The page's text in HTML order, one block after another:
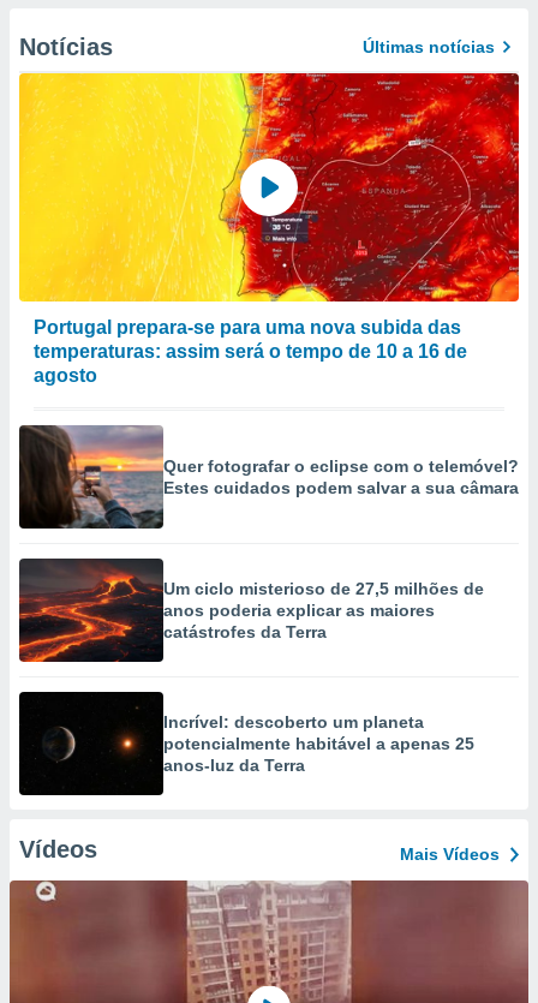
Notícias Últimas notícias
Portugal prepara-se para uma nova subida das
temperaturas: assim será o tempo de 10 a 16 de
agosto
Quer fotografar o eclipse com o telemóvel?
Estes cuidados podem salvar a sua câmara
Um ciclo misterioso de 27,5 milhões de
anos poderia explicar as maiores
catástrofes da Terra
Incrível: descoberto um planeta
potencialmente habitável a apenas 25
anos-luz da Terra
Vídeos Mais Vídeos